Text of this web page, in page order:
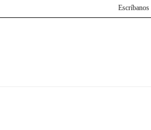
Escríbanos